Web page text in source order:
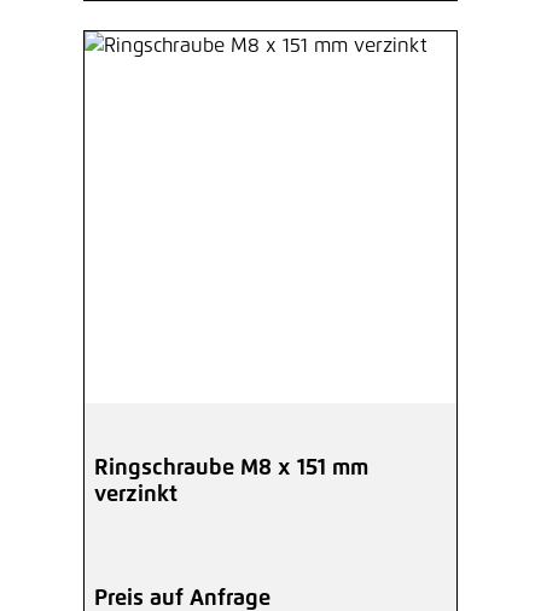
Ringschraube M8 x 151 mm
verzinkt
Preis auf Anfrage